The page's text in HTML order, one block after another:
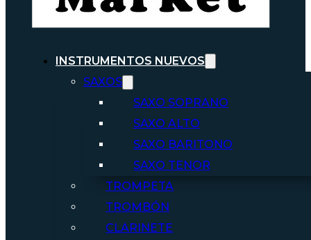
INSTRUMENTOS NUEVOS
SAXOS
SAXO SOPRANO
SAXO ALTO
SAXO BARITONO
SAXO TENOR
TROMPETA
TROMBÓN
CLARINETE